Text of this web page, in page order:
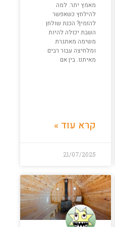
מאמץ יתר. למה
להילחץ כשאפשר
להזמין? הכנת שולחן
השבת יכולה להיות
משימה מאתגרת
ומלחיצה עבור רבים
מאיתנו. בין אם
קרא עוד »
21/07/2025